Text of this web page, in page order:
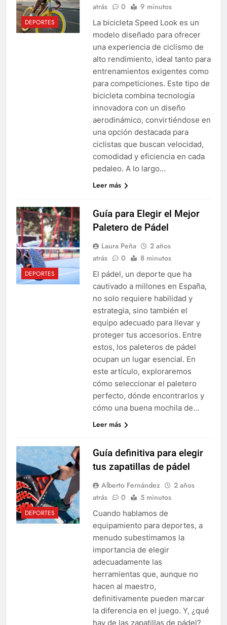
DEPORTES
atrás
0 9 minutos
La bicicleta Speed Look es un
modelo diseñado para ofrecer
una experiencia de ciclismo de
alto rendimiento, ideal tanto para
entrenamientos exigentes como
para competiciones. Este tipo de
bicicleta combina tecnología
innovadora con un diseño
aerodinámico, convirtiéndose en
una opción destacada para
ciclistas que buscan velocidad,
comodidad y eficiencia en cada
pedaleo. A lo largo…
Leer más
DEPORTES
Guía para Elegir el Mejor
Paletero de Pádel
Laura Peña
2 años
atrás
0 8 minutos
El pádel, un deporte que ha
cautivado a millones en España,
no solo requiere habilidad y
estrategia, sino también el
equipo adecuado para llevar y
proteger tus accesorios. Entre
estos, los paleteros de pádel
ocupan un lugar esencial. En
este artículo, exploraremos
cómo seleccionar el paletero
perfecto, dónde encontrarlos y
cómo una buena mochila de…
Leer más
DEPORTES
Guía definitiva para elegir
tus zapatillas de pádel
Alberto Fernández
2 años
atrás
0 5 minutos
Cuando hablamos de
equipamiento para deportes, a
menudo subestimamos la
importancia de elegir
adecuadamente las
herramientas que, aunque no
hacen al maestro,
definitivamente pueden marcar
la diferencia en el juego. Y, ¿qué
hay de las zapatillas de pádel?